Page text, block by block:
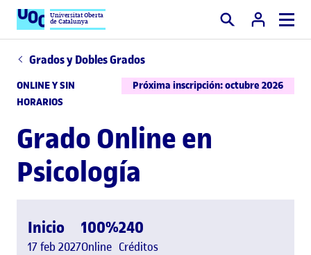
Universitat Oberta
de Catalunya Buscar
Grados y Dobles Grados
ONLINE Y SIN
HORARIOS
Próxima inscripción: octubre 2026
Grado Online en
Psicología
Inicio
17 feb 2027
100%
Online
240
Créditos